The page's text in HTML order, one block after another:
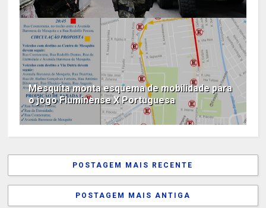
Mesquita monta esquema de mobilidade para
o jogo Fluminense X Portuguesa
POSTAGEM MAIS RECENTE
POSTAGEM MAIS ANTIGA